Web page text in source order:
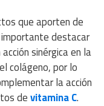
que aporten de
importante destacar
sinérgica en la
colágeno, por lo
la acción
devitamina C.